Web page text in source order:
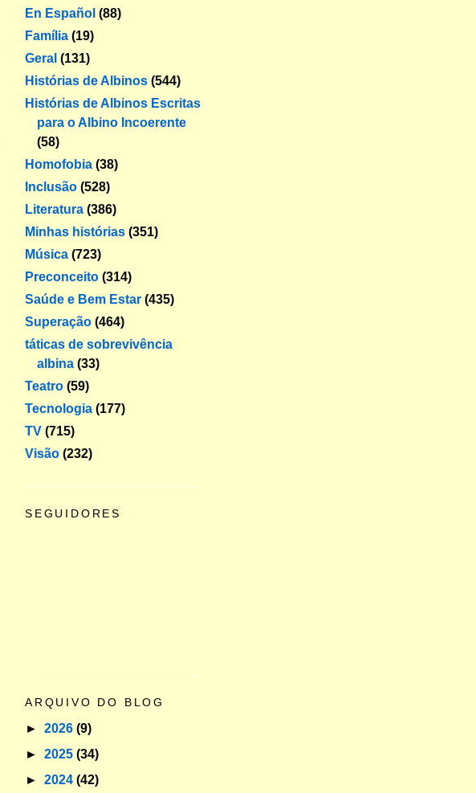
En Español (88)
Família (19)
Geral (131)
Histórias de Albinos (544)
Histórias de Albinos Escritas
para o Albino Incoerente
(58)
Homofobia (38)
Inclusão (528)
Literatura (386)
Minhas histórias (351)
Música (723)
Preconceito (314)
Saúde e Bem Estar (435)
Superação (464)
táticas de sobrevivência
albina (33)
Teatro (59)
Tecnologia (177)
TV (715)
Visão (232)
SEGUIDORES
ARQUIVO DO BLOG
► 2026 (9)
► 2025 (34)
► 2024 (42)